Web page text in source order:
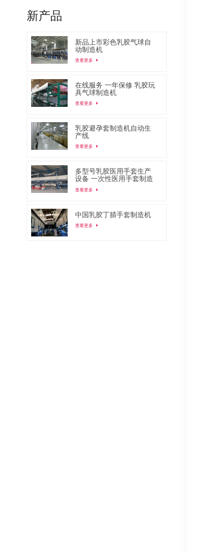
新产品
新品上市彩色乳胶气球自
动制造机
查看更多
在线服务 一年保修 乳胶玩
具气球制造机
查看更多
乳胶避孕套制造机自动生
产线
查看更多
多型号乳胶医用手套生产
设备 一次性医用手套制造
机
查看更多
中国乳胶丁腈手套制造机
查看更多